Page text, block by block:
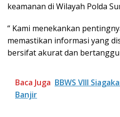
keamanan di Wilayah Polda
“ Kami menekankan
memastikan informasi yang
bersifat akurat dan
Baca Juga BBWS VIII
Banjir